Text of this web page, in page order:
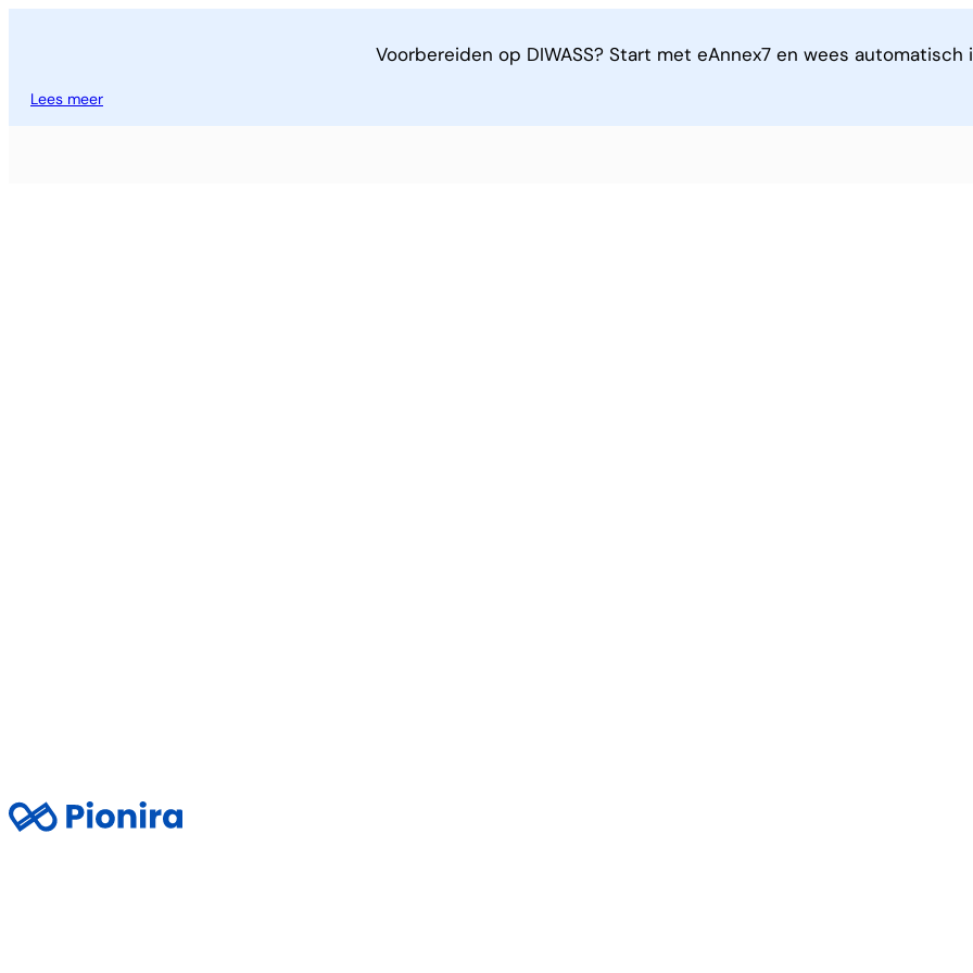
Voorbereiden op DIWASS? Start met eAnnex7 en wees automatisch
Lees meer